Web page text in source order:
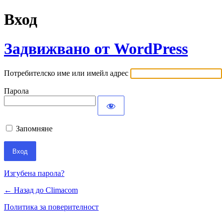
Вход
Задвижвано от WordPress
Потребителско име или имейл адрес
Парола
Запомняне
Изгубена парола?
← Назад до Climacom
Политика за поверителност